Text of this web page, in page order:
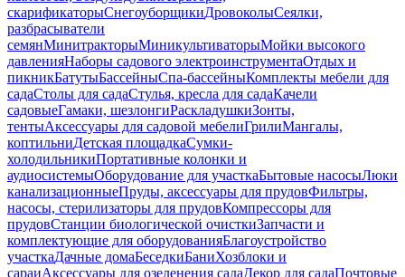
скарификаторыСнегоуборщикиДровоколыСеялки,
разбрасыватели
семянМинитракторыМиникультиваторыМойки высокого
давленияНаборы садового электроинструментаОтдых и
пикникБатутыБассейныСпа-бассейныКомплекты мебели для
садаСтолы для садаСтулья, кресла для садаКачели
садовыеГамаки, шезлонгиРаскладушкиЗонты,
тентыАксессуары для садовой мебелиГрилиМангалы,
коптильниДетская площадкаСумки-
холодильникиПортативные колонки и
аудиосистемыОборудование для участкаБытовые насосыЛюки
канализационныеПруды, аксессуары для прудовФильтры,
насосы, стерилизаторы для прудовКомпрессоры для
прудовСтанции биологической очисткиЗапчасти и
комплектующие для оборудованияБлагоустройство
участкаДачные домаБеседкиБаниХозблоки и
сараиАксессуары для озеленения садаДекор для садаПочтовые